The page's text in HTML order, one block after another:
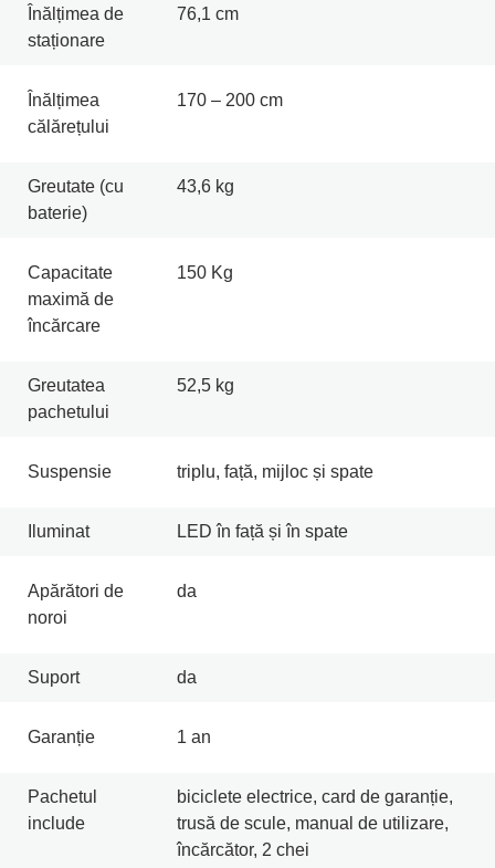
Înălțimea de
staționare
76,1 cm
Înălțimea
călărețului
170 – 200 cm
Greutate (cu
baterie)
43,6 kg
Capacitate
maximă de
încărcare
150 Kg
Greutatea
pachetului
52,5 kg
Suspensie triplu, față, mijloc și spate
Iluminat LED în față și în spate
Apărători de
noroi
da
Suport da
Garanție 1 an
Pachetul
include
biciclete electrice, card de garanție,
trusă de scule, manual de utilizare,
încărcător, 2 chei